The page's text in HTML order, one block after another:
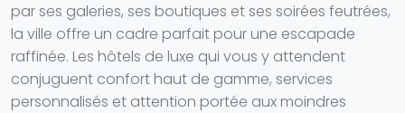
par ses galeries, ses boutiques et ses soirées feutrées,
la ville offre un cadre parfait pour une escapade
raffinée. Les hôtels de luxe qui vous y attendent
conjuguent confort haut de gamme, services
personnalisés et attention portée aux moindres